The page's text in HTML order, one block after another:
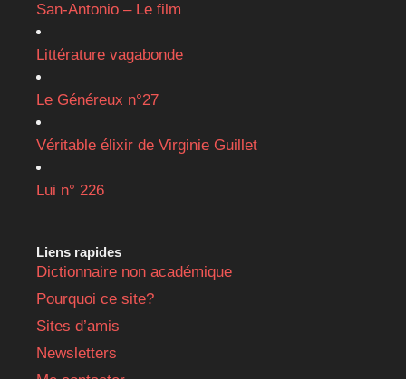
San-Antonio – Le film
Littérature vagabonde
Le Généreux n°27
Véritable élixir de Virginie Guillet
Lui n° 226
Liens rapides
Dictionnaire non académique
Pourquoi ce site?
Sites d’amis
Newsletters